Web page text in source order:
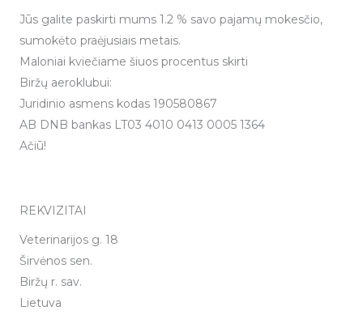
Jūs galite paskirti mums 1.2 % savo pajamų mokesčio,
sumokėto praėjusiais metais.
Maloniai kviečiame šiuos procentus skirti
Biržų aeroklubui:
Juridinio asmens kodas 190580867
AB DNB bankas LT03 4010 0413 0005 1364
Ačiū!
REKVIZITAI
Veterinarijos g. 18
Širvėnos sen.
Biržų r. sav.
Lietuva